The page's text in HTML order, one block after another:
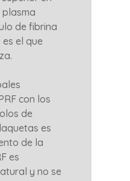
de fibrina
el que
con los
de
es
de la
es
y no se